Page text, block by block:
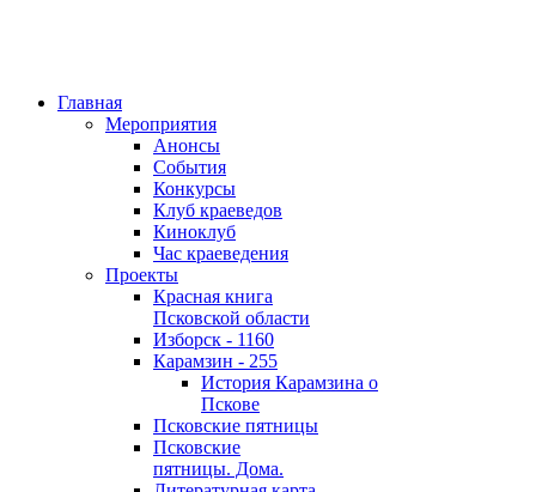
Главная
Мероприятия
Анонсы
События
Конкурсы
Клуб краеведов
Киноклуб
Час краеведения
Проекты
Красная книга
Псковской области
Изборск - 1160
Карамзин - 255
История Карамзина о
Пскове
Псковские пятницы
Псковские
пятницы. Дома.